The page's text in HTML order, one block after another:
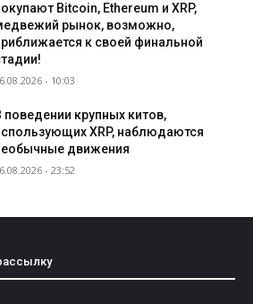
Bitcoin, Ethereum и XRP,
рынок, возможно,
к своей финальной
- 10:03
поведении крупных китов,
XRP, наблюдаются
движения
- 23:52